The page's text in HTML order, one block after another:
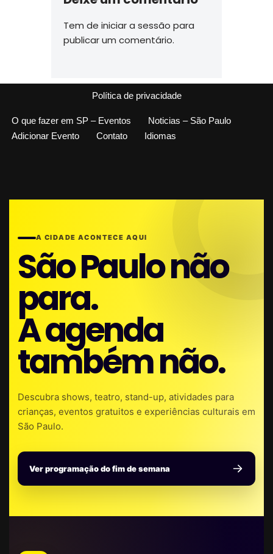
Tem de iniciar a sessão para
publicar um comentário.
Política de privacidade
O que fazer em SP – Eventos
Noticias – São Paulo
Adicionar Evento
Contato Idiomas
A CIDADE ACONTECE AQUI
São Paulo não
para.
A agenda
também não.
Descubra shows, teatro, stand-up, atividades para
crianças, eventos gratuitos e experiências culturais em
São Paulo.
Ver programação do fim de semana